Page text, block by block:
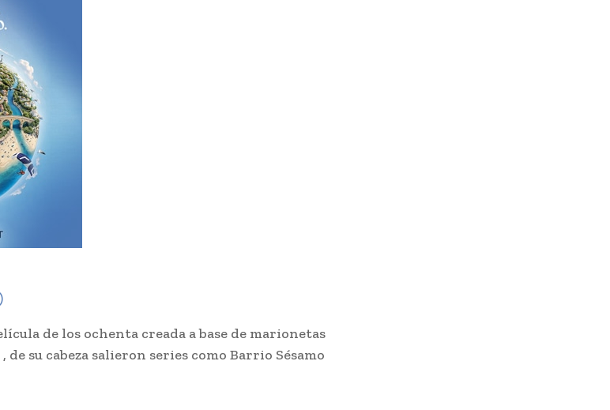
de los ochenta creada a base de marionetas
, de su cabeza salieron series como Barrio Sésamo